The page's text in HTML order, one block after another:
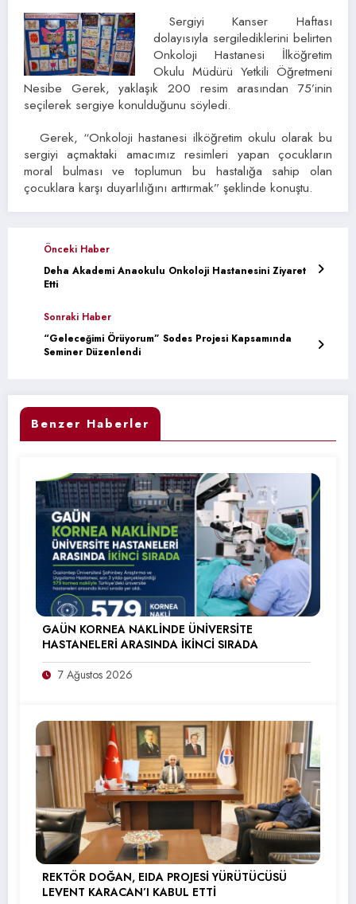
Sergiyi Kanser Haftası
dolayısıyla sergilediklerini belirten
Onkoloji Hastanesi İlköğretim
Okulu Müdürü Yetkili Öğretmeni
Nesibe Gerek, yaklaşık 200 resim arasından 75’inin
seçilerek sergiye konulduğunu söyledi.
Gerek, “Onkoloji hastanesi ilköğretim okulu olarak bu
sergiyi açmaktaki amacımız resimleri yapan çocukların
moral bulması ve toplumun bu hastalığa sahip olan
çocuklara karşı duyarlılığını arttırmak” şeklinde konuştu.
Önceki Haber
Deha Akademi Anaokulu Onkoloji Hastanesini Ziyaret
Etti
Sonraki Haber
“Geleceğimi Örüyorum” Sodes Projesi Kapsamında
Seminer Düzenlendi
Benzer Haberler
GAÜN KORNEA NAKLİNDE ÜNİVERSİTE
HASTANELERİ ARASINDA İKİNCİ SIRADA
7 Ağustos 2026
REKTÖR DOĞAN, EIDA PROJESİ YÜRÜTÜCÜSÜ
LEVENT KARACAN’I KABUL ETTİ